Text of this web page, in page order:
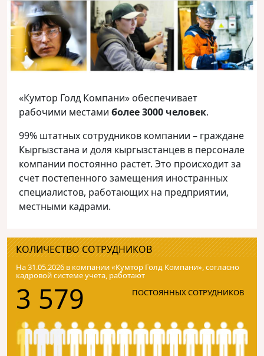
«Кумтор Голд Компани» обеспечивает
рабочими местами более 3000 человек.
99% штатных сотрудников компании – граждане
Кыргызстана и доля кыргызстанцев в персонале
компании постоянно растет. Это происходит за
счет постепенного замещения иностранных
специалистов, работающих на предприятии,
местными кадрами.
КОЛИЧЕСТВО СОТРУДНИКОВ
На 31.05.2026 в компании «Кумтор Голд Компани», согласно
кадровой системе учета, работают
3 579 ПОСТОЯННЫХ СОТРУДНИКОВ